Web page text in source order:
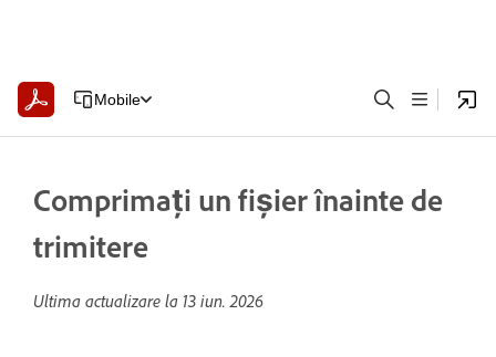
Mobile
Comprimați un fișier înainte de
trimitere
Ultima actualizare la 13 iun. 2026